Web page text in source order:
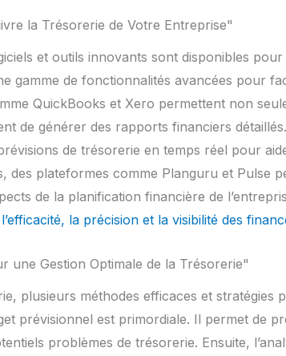
la Trésorerie de Votre Entreprise"
et outils innovants sont disponibles
gamme de fonctionnalités avancées pour
QuickBooks et Xero permettent non
de générer des rapports financiers
de trésorerie en temps réel pour
des plateformes comme Planguru et Pulse
de la planification financière de
la précision et la visibilité des
une Gestion Optimale de la Trésorerie"
plusieurs méthodes efficaces et stratégies
prévisionnel est primordiale. Il permet de
problèmes de trésorerie. Ensuite,